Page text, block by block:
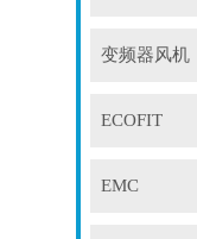
变频器风机
ECOFIT
EMC